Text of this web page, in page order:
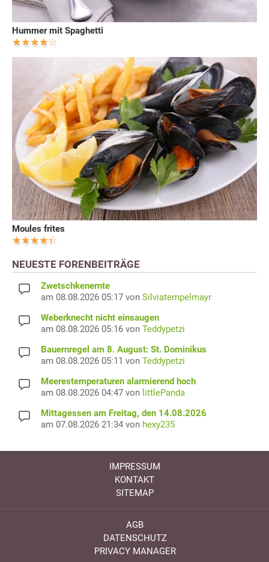
Hummer mit Spaghetti
Moules frites
NEUESTE FORENBEITRÄGE
Zwetschkenernte
am 08.08.2026 05:17 von Silviatempelmayr
Weberknecht nicht einsaugen
am 08.08.2026 05:16 von Teddypetzi
Bauernregel am 8. August: St. Dominikus
am 08.08.2026 05:11 von Teddypetzi
Meerestemperaturen alarmierend hoch
am 08.08.2026 04:47 von littlePanda
Mittagessen am Freitag, den 14.08.2026
am 07.08.2026 21:34 von hexy235
IMPRESSUM
KONTAKT
SITEMAP
AGB
DATENSCHUTZ
PRIVACY MANAGER